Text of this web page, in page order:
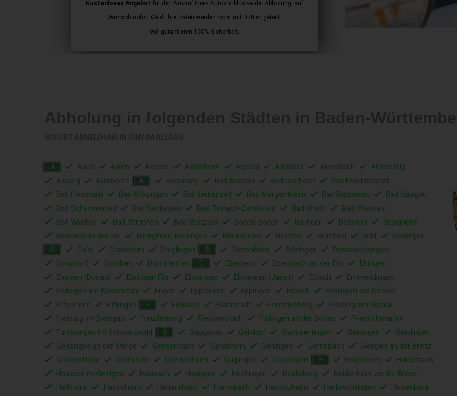
Kostenloses Angebot für den Ankauf Ihres Autos inklusive der Abholung, auf
Wunsch sofort Geld. Ihre Daten werden nicht mit Dritten geteilt.
Wir garantieren 100% Sicherheit.
A Aach Aalen Achern Adelsheim Aichtal Albstadt Alpirsbach
Altensteig
Asperg
Aulendorf B Backnang Bad Buchau Bad Dürrheim
Bad Friedrichshall
Bad Herrenalb
Bad Krozingen Bad Liebenzell Bad Mergentheim Bad Rappenau
Bad Saulgau
Bad Schussenried
Bad Säckingen Bad Teinach-Zavelstein Bad Urach
Bad Waldsee
Bad Wildbad
Bad Wimpfen Bad Wurzach Baden-Baden Balingen Beilstein
Besigheim
Biberach an der Riß
Bietigheim-Bissingen Blaubeuren Bretten Bruchsal Bühl Böblingen
C Calw Crailsheim Creglingen D Dietenheim Ditzingen
Donaueschingen
Donzdorf
Dornhan Dornstetten E Eberbach Ebersbach an der Fils
Ehingen
Ehingen (Donau)
Eislingen Fils Ellwangen Ellwangen (Jagst) Elzach
Emmendingen
Endingen am Kaiserstuhl
Engen Eppelheim Eppingen Erbach
Esslingen am Neckar
Ettenheim
Ettlingen F Fellbach Filderstadt Forchtenberg
Freiberg am Neckar
Freiburg im Breisgau
Freudenberg Freudenstadt Fridingen an der Donau
Friedrichshafen
Furtwangen im Schwarzwald
G Gaggenau Gaildorf Gammertingen Geisingen
Geislingen
Geislingen an der Steige
Gengenbach Gerabronn Gerlingen Gernsbach
Giengen an der Brenz
Großbottwar
Grünsfeld Gundelsheim Güglingen Göppingen H Haigerloch
Haiterbach
Haslach im Kinzigtal
Hausach Hayingen Hechingen Heidelberg
Heidenheim an der Brenz
Heilbronn
Heimsheim Heitersheim Hemsbach Herbolzheim Herbrechtingen
Herrenberg